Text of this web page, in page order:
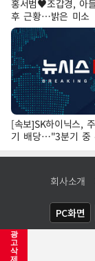
광
고
삭
제
홍서범♥조갑경, 아
후 근황…밝은 미소
[속보]SK하이닉스,
기 배당…"3분기 중
안 확정"
회사소개
PC화면